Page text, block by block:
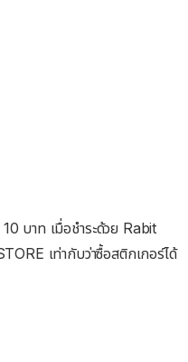
บาท เมื่อชำระด้วย Rabit
เท่ากับว่าซื้อสติกเกอร์ได้